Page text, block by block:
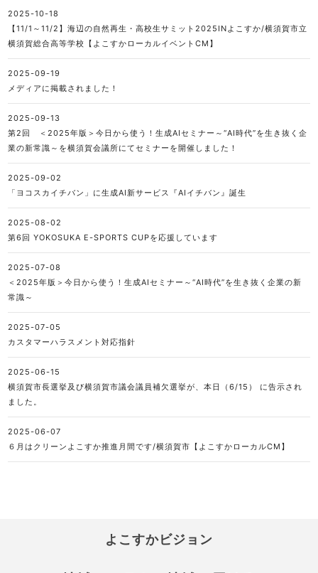
2025-10-18
【11/1～11/2】海辺の自然再生・高校生サミット2025INよこすか/横須賀市立
横須賀総合高等学校【よこすかローカルイベントCM】
2025-09-19
メディアに掲載されました！
2025-09-13
第2回 ＜2025年版＞今日から使う！生成AIセミナー～“AI時代”を生き抜く企
業の新常識～を横須賀会議所にてセミナーを開催しました！
2025-09-02
「ヨコスカイチバン」に生成AI新サービス『AIイチバン』誕生
2025-08-02
第6回 YOKOSUKA E-SPORTS CUPを応援しています
2025-07-08
＜2025年版＞今日から使う！生成AIセミナー～“AI時代”を生き抜く企業の新
常識～
2025-07-05
カスタマーハラスメント対応指針
2025-06-15
横須賀市長選挙及び横須賀市議会議員補欠選挙が、本日（6/15） に告示され
ました。
2025-06-07
６月はクリーンよこすか推進月間です/横須賀市【よこすかローカルCM】
よこすかビジョン